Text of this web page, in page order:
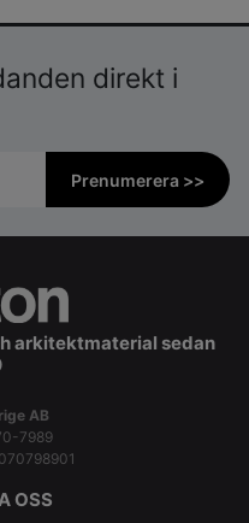
direkt i
Prenumerera >>
arkitektmaterial sedan
AB
7989
OSS